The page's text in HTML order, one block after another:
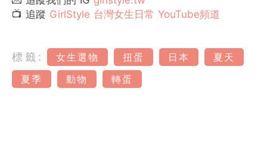
📺 追蹤 GirlStyle 台灣女生日常 YouTube頻道
標籤: 女生選物 扭蛋 日本
夏天
夏季
動物 轉蛋